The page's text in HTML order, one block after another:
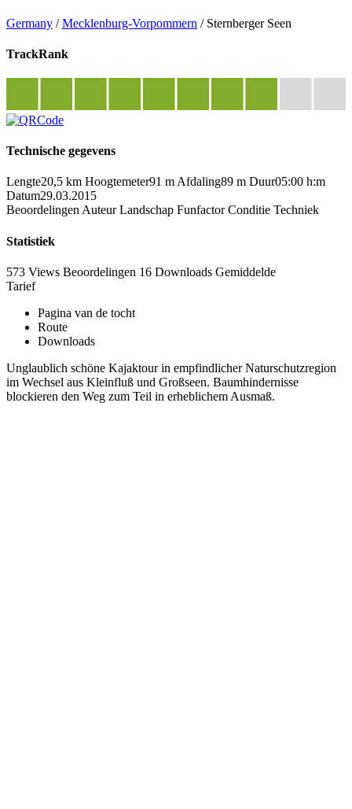
Germany /Mecklenburg-Vorpommern / Sternberger Seen
TrackRank
Technische gegevens
Lengte20,5 km Hoogtemeter91 m Afdaling89 m Duur05:00 h:m
Datum29.03.2015
Beoordelingen Auteur Landschap Funfactor Conditie Techniek
Statistiek
573 Views Beoordelingen 16 Downloads Gemiddelde
Tarief
Pagina van de tocht
Route
Downloads
Unglaublich schöne Kajaktour in empfindlicher Naturschutzregion
im Wechsel aus Kleinfluß und Großseen. Baumhindernisse
blockieren den Weg zum Teil in erheblichem Ausmaß.